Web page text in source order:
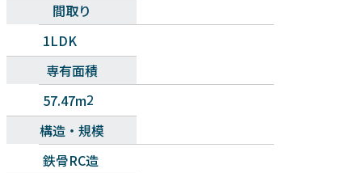
間取り
1LDK
専有面積
57.47m2
構造・規模
鉄骨RC造